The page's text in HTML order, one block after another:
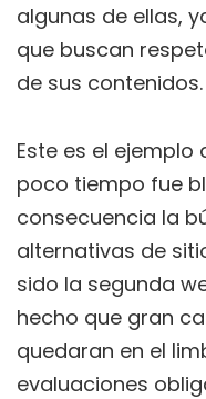
algunas de ellas,
que buscan
de sus contenidos.
Este es el ejemplo
poco tiempo fue
consecuencia la
alternativas de
sido la segunda
hecho que gran
quedaran en el
evaluaciones